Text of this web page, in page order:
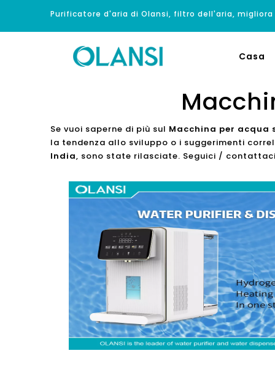
Purificatore d'aria di Olansi, filtro dell'aria,
Casa
Se vuoi saperne di più sul Macchina per
la tendenza allo sviluppo o i suggerimenti
India, sono state rilasciate. Seguici /